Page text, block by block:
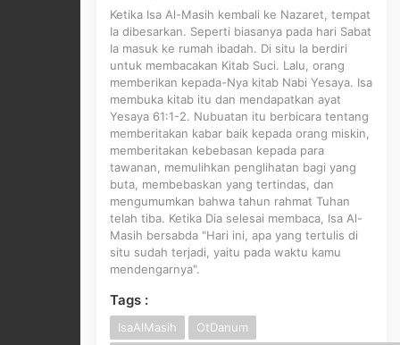
Ketika Isa Al-Masih kembali ke Nazaret, tempat
Ia dibesarkan. Seperti biasanya pada hari Sabat
Ia masuk ke rumah ibadah. Di situ Ia berdiri
untuk membacakan Kitab Suci. Lalu, orang
memberikan kepada-Nya kitab Nabi Yesaya. Isa
membuka kitab itu dan mendapatkan ayat
Yesaya 61:1-2. Nubuatan itu berbicara tentang
memberitakan kabar baik kepada orang miskin,
memberitakan kebebasan kepada para
tawanan, memulihkan penglihatan bagi yang
buta, membebaskan yang tertindas, dan
mengumumkan bahwa tahun rahmat Tuhan
telah tiba. Ketika Dia selesai membaca, Isa Al-
Masih bersabda "Hari ini, apa yang tertulis di
situ sudah terjadi, yaitu pada waktu kamu
mendengarnya".
Tags :
IsaAlMasih
OtDanum